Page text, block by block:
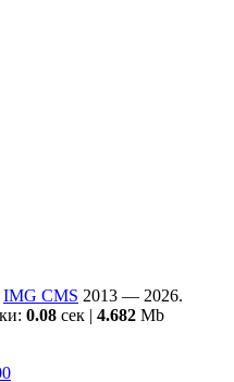
ІMG CMS 2013 — 2026.
0.08 сек | 4.682 Mb